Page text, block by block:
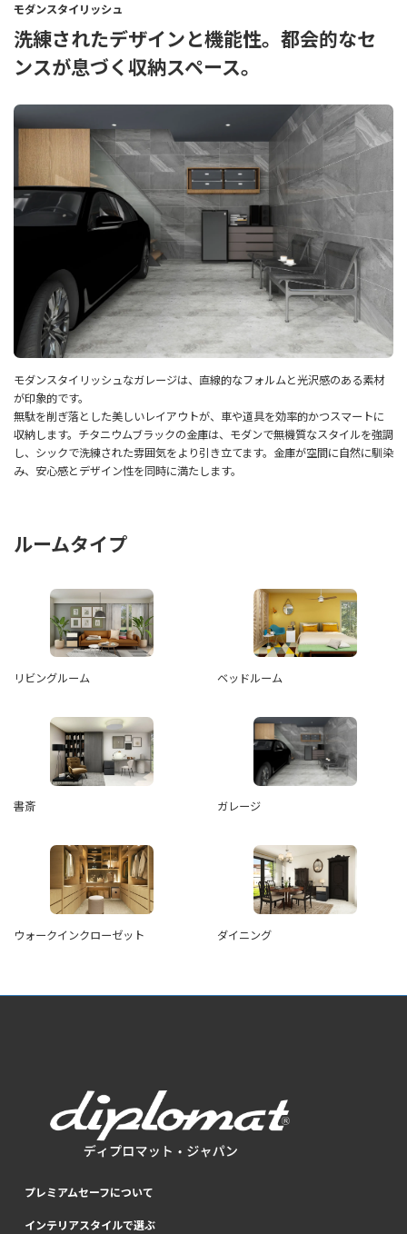
モダンスタイリッシュ
洗練されたデザインと機能性。都会的なセ
ンスが息づく収納スペース。
モダンスタイリッシュなガレージは、直線的なフォルムと光沢感のある素材
が印象的です。
無駄を削ぎ落とした美しいレイアウトが、車や道具を効率的かつスマートに
収納します。チタニウムブラックの金庫は、モダンで無機質なスタイルを強調
し、シックで洗練された雰囲気をより引き立てます。金庫が空間に自然に馴染
み、安心感とデザイン性を同時に満たします。
ルームタイプ
リビングルーム ベッドルーム
書斎 ガレージ
ウォークインクローゼット ダイニング
プレミアムセーフについて
インテリアスタイルで選ぶ